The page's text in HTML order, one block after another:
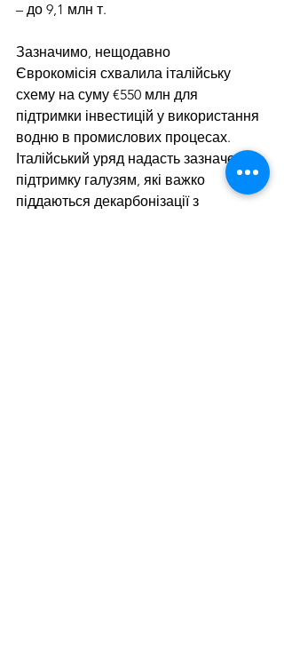
– до 9,1 млн т.
Зазначимо, нещодавно
Єврокомісія схвалила італійську
схему на суму €550 млн для
підтримки інвестицій у використання
водню в промислових процесах.
Італійський уряд надасть зазначену
підтримку галузям, які важко
піддаються декарбонізації з